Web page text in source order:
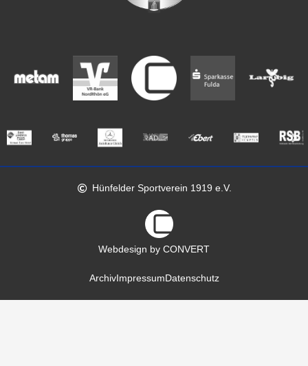
Hünfelder Sportverein 1919 e.V.
Webdesign by CONVERT
ArchivImpressumDatenschutz